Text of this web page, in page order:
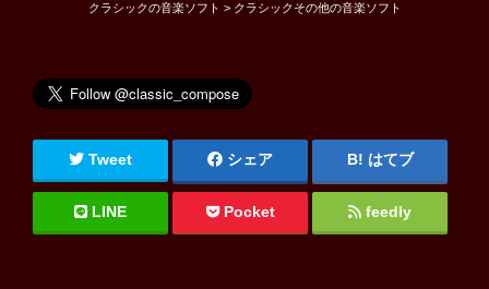
クラシックの音楽ソフト > クラシックその他の音楽ソフト
Tweet シェア はてブ
LINE Pocket feedly